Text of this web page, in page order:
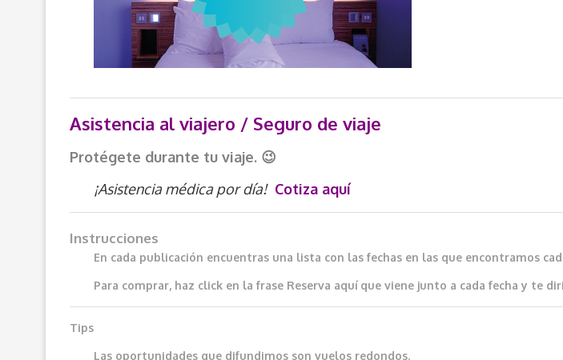
Asistencia al viajero / Seguro de viaje
Protégete durante tu viaje. 😉
¡Asistencia médica por día! Cotiza aquí
Instrucciones
En cada publicación encuentras una lista con las fechas en las que encontramos
Para comprar, haz click en la frase Reserva aquí que viene junto a cada fecha y te
Tips
Las oportunidades que difundimos son vuelos redondos.